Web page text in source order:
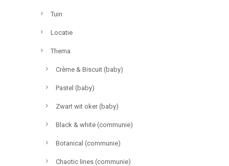
Tuin
Locatie
Thema
Crème & Biscuit (baby)
Pastel (baby)
Zwart wit oker (baby)
Black & white (communie)
Botanical (communie)
Chaotic lines (communie)